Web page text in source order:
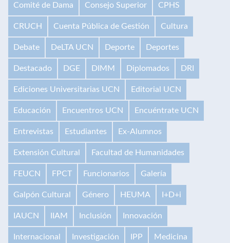
Comité de Dama Consejo Superior CPHS
CRUCH Cuenta Pública de Gestión Cultura
Debate DeLTA UCN Deporte Deportes
Destacado DGE DIMM Diplomados DRI
Ediciones Universitarias UCN Editorial UCN
Educación Encuentros UCN Encuéntrate UCN
Entrevistas Estudiantes Ex-Alumnos
Extensión Cultural Facultad de Humanidades
FEUCN FPCT Funcionarios Galería
Galpón Cultural Género HEUMA I+D+i
IAUCN IIAM Inclusión Innovación
Internacional Investigación IPP Medicina